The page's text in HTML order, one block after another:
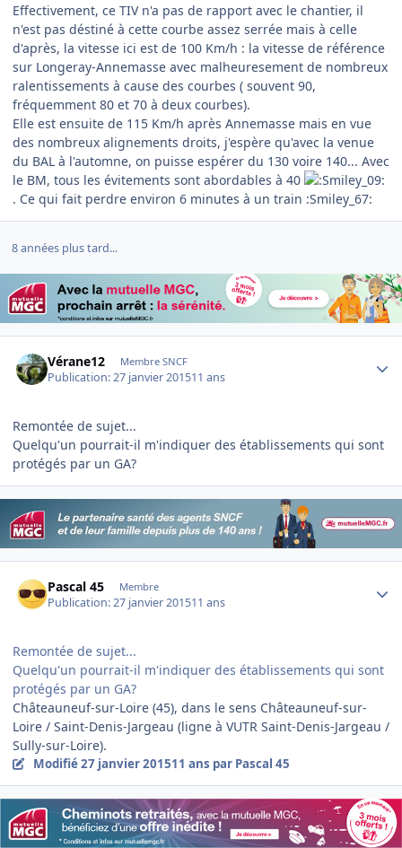
Effectivement, ce TIV n'a pas de rapport avec le chantier, il
n'est pas déstiné à cette courbe assez serrée mais à celle
d'après, la vitesse ici est de 100 Km/h : la vitesse de référence
sur Longeray-Annemasse avec malheuresement de nombreux
ralentissements à cause des courbes ( souvent 90,
fréquemment 80 et 70 à deux courbes).
Elle est ensuite de 115 Km/h après Annemasse mais en vue
des nombreux alignements droits, j'espère qu'avec la venue
du BAL à l'automne, on puisse espérer du 130 voire 140... Avec
le BM, tous les évitements sont abordables à 40
. Ce qui fait perdre environ 6 minutes à un train :Smiley_67:
8 années plus tard...
Vérane12 Membre SNCF
Publication:27 janvier 201511 ans
Remontée de sujet...
Quelqu'un pourrait-il m'indiquer des établissements qui sont
protégés par un GA?
Pascal 45 Membre
Publication:27 janvier 201511 ans
Remontée de sujet...
Quelqu'un pourrait-il m'indiquer des établissements qui sont
protégés par un GA?
Châteauneuf-sur-Loire (45), dans le sens Châteauneuf-sur-
Loire / Saint-Denis-Jargeau (ligne à VUTR Saint-Denis-Jargeau /
Sully-sur-Loire).
Modifié27 janvier 201511 ans par Pascal 45